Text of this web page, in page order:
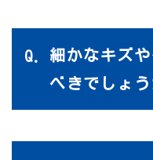
細かなキズ
べきでしょう